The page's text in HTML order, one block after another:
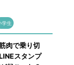
学生
肉で乗り切
スタンプ